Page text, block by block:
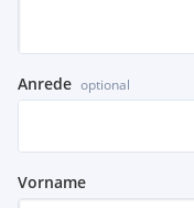
Anrede optional
Vorname